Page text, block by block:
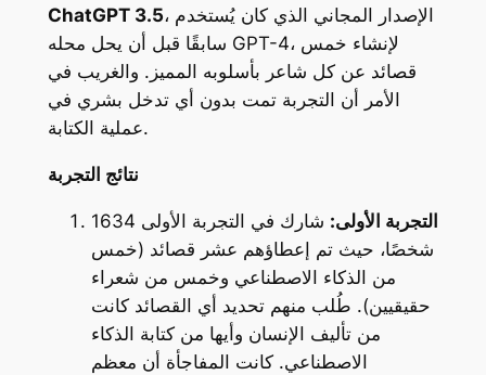
ChatGPT 3.5، الإصدار المجاني الذي كان يُستخدم
سابقًا قبل أن يحل محله GPT-4، لإنشاء خمس
قصائد عن كل شاعر بأسلوبه المميز. والغريب في
الأمر أن التجربة تمت بدون أي تدخل بشري في
عملية الكتابة.
نتائج التجربة
التجربة الأولى:
شارك في التجربة الأولى 1634
شخصًا، حيث تم إعطاؤهم عشر قصائد (خمس
من الذكاء الاصطناعي وخمس من شعراء
حقيقيين). طُلب منهم تحديد أي القصائد كانت
من تأليف الإنسان وأيها من كتابة الذكاء
الاصطناعي. كانت المفاجأة أن معظم